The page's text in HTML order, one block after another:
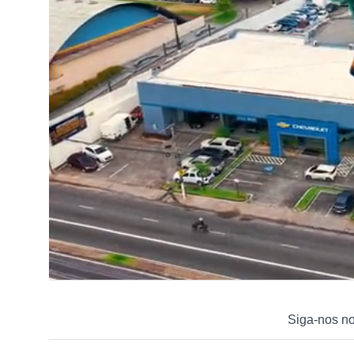
Siga-nos